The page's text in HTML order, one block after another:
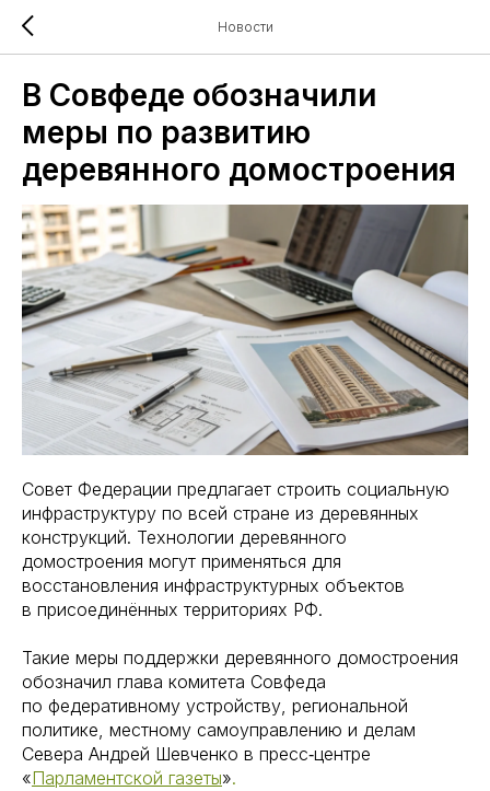
Новости
В Совфеде обозначили
меры по развитию
деревянного домостроения
Совет Федерации предлагает строить социальную
инфраструктуру по всей стране из деревянных
конструкций. Технологии деревянного
домостроения могут применяться для
восстановления инфраструктурных объектов
в присоединённых территориях РФ.
Такие меры поддержки деревянного домостроения
обозначил глава комитета Совфеда
по федеративному устройству, региональной
политике, местному самоуправлению и делам
Севера Андрей Шевченко в пресс‑центре
«Парламентской газеты».